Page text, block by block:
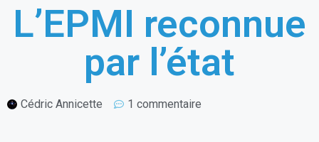
L’EPMI reconnue
par l’état
Cédric Annicette 1 commentaire